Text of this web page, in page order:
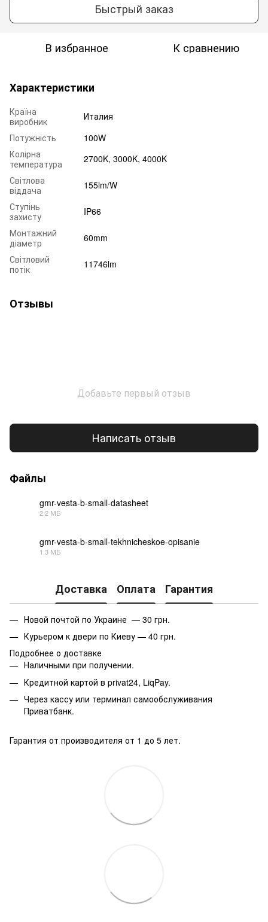
Быстрый заказ
В избранное К сравнению
Характеристики
Країна
виробник
Италия
Потужність
100W
Колірна
температура
2700K, 3000K, 4000K
Світлова
віддача
155lm/W
Ступінь
захисту
IP66
Монтажний
діаметр
60mm
Світловий
потік
11746lm
Отзывы
Добавьте первый отзыв
Написать отзыв
Файлы
gmr-vesta-b-small-datasheet
2.2 МБ
gmr-vesta-b-small-tekhnicheskoe-opisanie
1.3 МБ
Доставка Оплата Гарантия
Новой почтой по Украине — 30 грн.
Курьером к двери по Киеву — 40 грн.
Подробнее о доставке
Наличными при получении.
Кредитной картой в privat24, LiqPay.
Через кассу или терминал самообслуживания
Приватбанк.
Гарантия от производителя от 1 до 5 лет.